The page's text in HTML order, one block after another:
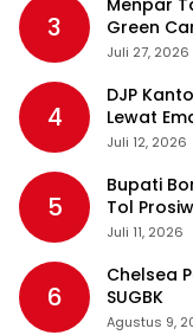
3
Green
2026
Juli 27, 2026
4
DJP
Lewat
Rp36
Juli 12, 2026
5
Bupati
Tol
Juli 11, 2026
6
Chelsea
SUGBK
Agustus 9,